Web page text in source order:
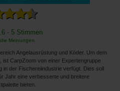
- 5 Stimmen
Meinungen
Angelausrüstung und Köder. Um dem
CarpZoom von einer Expertengruppe
in der Fischereiindustrie verfügt. Dies soll
Jahr eine verbesserte und breitere
bieten.